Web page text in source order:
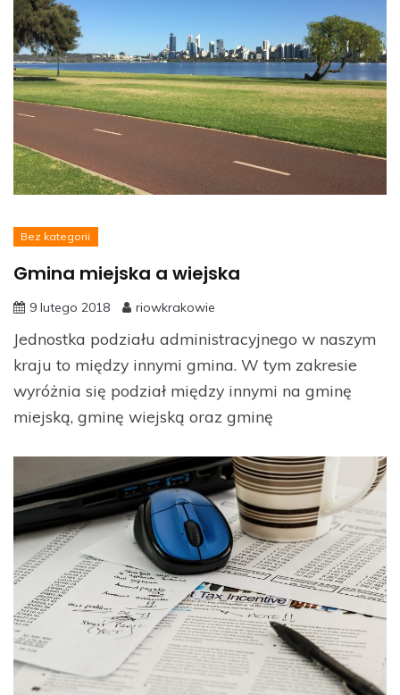
Bez kategorii
Gmina miejska a wiejska
9 lutego 2018 riowkrakowie
Jednostka podziału administracyjnego w naszym
kraju to między innymi gmina. W tym zakresie
wyróżnia się podział między innymi na gminę
miejską, gminę wiejską oraz gminę